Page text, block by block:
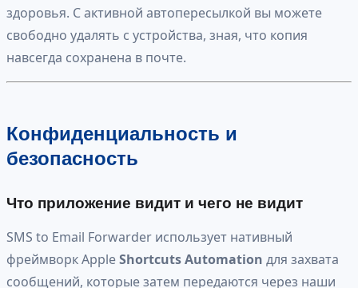
здоровья. С активной автопересылкой вы можете
свободно удалять с устройства, зная, что копия
навсегда сохранена в почте.
Конфиденциальность и
безопасность
Что приложение видит и чего не видит
SMS to Email Forwarder использует нативный
фреймворк AppleShortcuts Automation для захвата
сообщений, которые затем передаются через наши